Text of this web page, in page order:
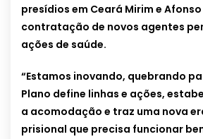
presídios em Ceará Mirim e
contratação de novos agentes
ações de saúde.
“Estamos inovando, quebrando
Plano define linhas e ações,
a acomodação e traz uma nova
prisional que precisa funcionar